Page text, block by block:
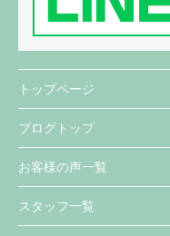
トップページ
ブログトップ
お客様の声一覧
スタッフ一覧